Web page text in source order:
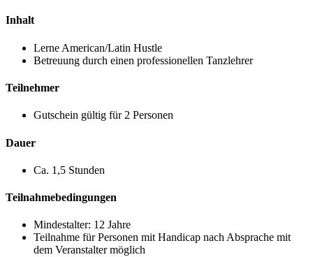
Inhalt
Lerne American/Latin Hustle
Betreuung durch einen professionellen Tanzlehrer
Teilnehmer
Gutschein gültig für 2 Personen
Dauer
Ca. 1,5 Stunden
Teilnahmebedingungen
Mindestalter: 12 Jahre
Teilnahme für Personen mit Handicap nach Absprache mit
dem Veranstalter möglich